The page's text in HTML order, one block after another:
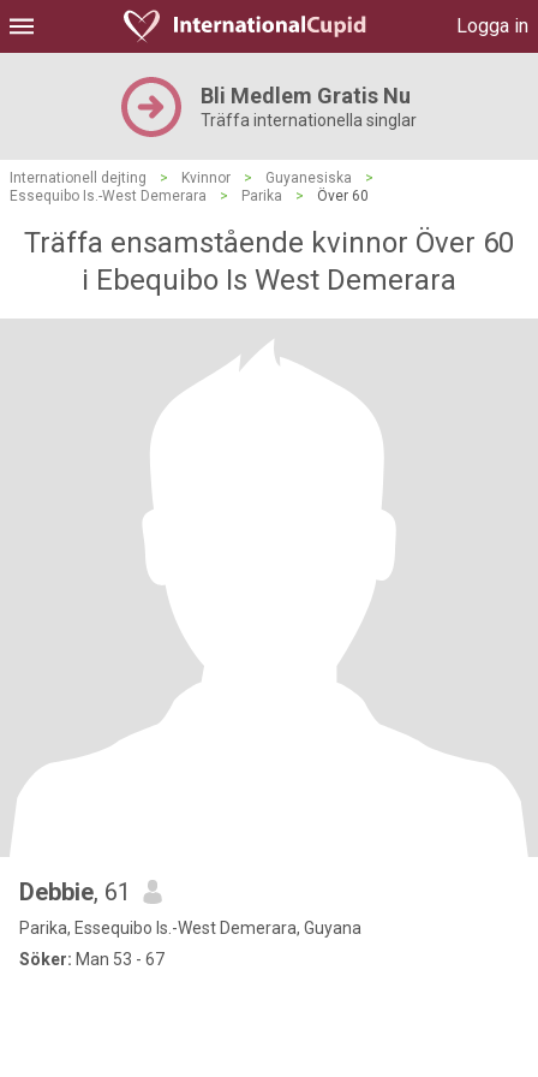
Logga in
Bli Medlem Gratis Nu
Träffa internationella singlar
Internationell dejting > Kvinnor > Guyanesiska
>
Essequibo Is.-West Demerara
> Parika > Över 60
Träffa ensamstående kvinnor Över 60
i Ebequibo Is West Demerara
Debbie, 61
Parika, Essequibo Is.-West Demerara, Guyana
Söker: Man 53 - 67